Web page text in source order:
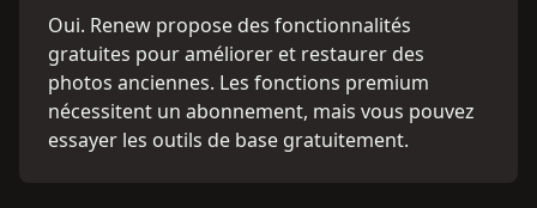
Oui. Renew propose des fonctionnalités
gratuites pour améliorer et restaurer des
photos anciennes. Les fonctions premium
nécessitent un abonnement, mais vous pouvez
essayer les outils de base gratuitement.